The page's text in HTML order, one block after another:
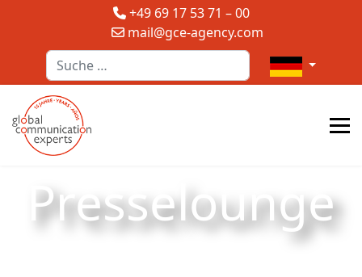
+49 69 17 53 71 – 00
mail@gce-agency.com
Suchen
Sprache
Presselounge